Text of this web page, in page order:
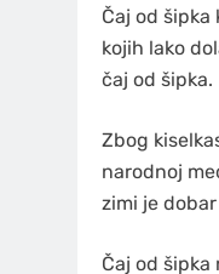
Čaj od
kojih lako
čaj od šipka.
Zbog
narodnoj
zimi je
Čaj od